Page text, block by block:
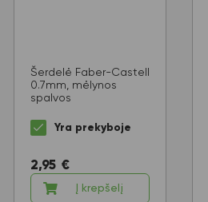
Šerdelė Faber-Castell
0.7mm, mėlynos
spalvos
Yra prekyboje
2,95 €
Į krepšelį